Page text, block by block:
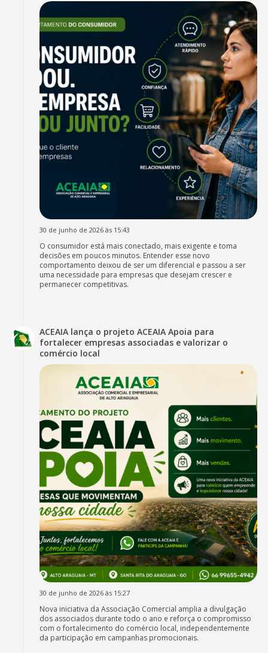
30 de junho de 2026 às 15:43
O consumidor está mais conectado, mais exigente e toma
decisões em poucos minutos. Entender esse novo
comportamento deixou de ser um diferencial e passou a ser
uma necessidade para empresas que desejam crescer e
permanecer competitivas.
ACEAIA lança o projeto ACEAIA Apoia para
fortalecer empresas associadas e valorizar o
comércio local
30 de junho de 2026 às 15:27
Nova iniciativa da Associação Comercial amplia a divulgação
dos associados durante todo o ano e reforça o compromisso
com o fortalecimento do comércio local, independentemente
da participação em campanhas promocionais.